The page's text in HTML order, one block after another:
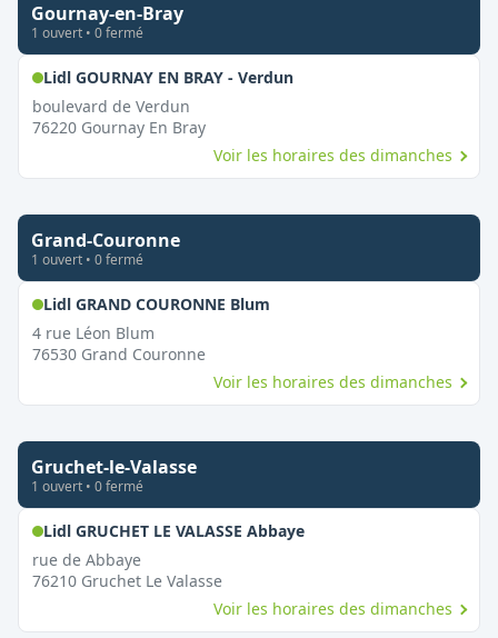
Gournay-en-Bray
1 ouvert • 0fermé
Lidl GOURNAY EN BRAY - Verdun,
boulevard de Verdun
76220 Gournay En Bray
Voir les horaires des dimanches
Grand-Couronne
1 ouvert • 0fermé
Lidl GRAND COURONNE Blum,
4 rue Léon Blum
76530 Grand Couronne
Voir les horaires des dimanches
Gruchet-le-Valasse
1 ouvert • 0fermé
Lidl GRUCHET LE VALASSE Abbaye,
rue de Abbaye
76210 Gruchet Le Valasse
Voir les horaires des dimanches